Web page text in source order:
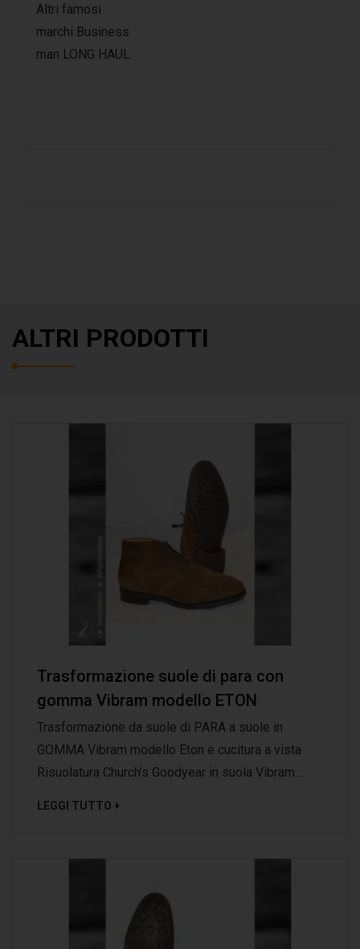
Altri famosi
marchi Business
man LONG HAUL
ALTRI PRODOTTI
Trasformazione suole di para con
gomma Vibram modello ETON
Trasformazione da suole di PARA a suole in
GOMMA Vibram modello Eton e cucitura a vista
Risuolatura Church’s Goodyear in suola Vibram...
LEGGI TUTTO